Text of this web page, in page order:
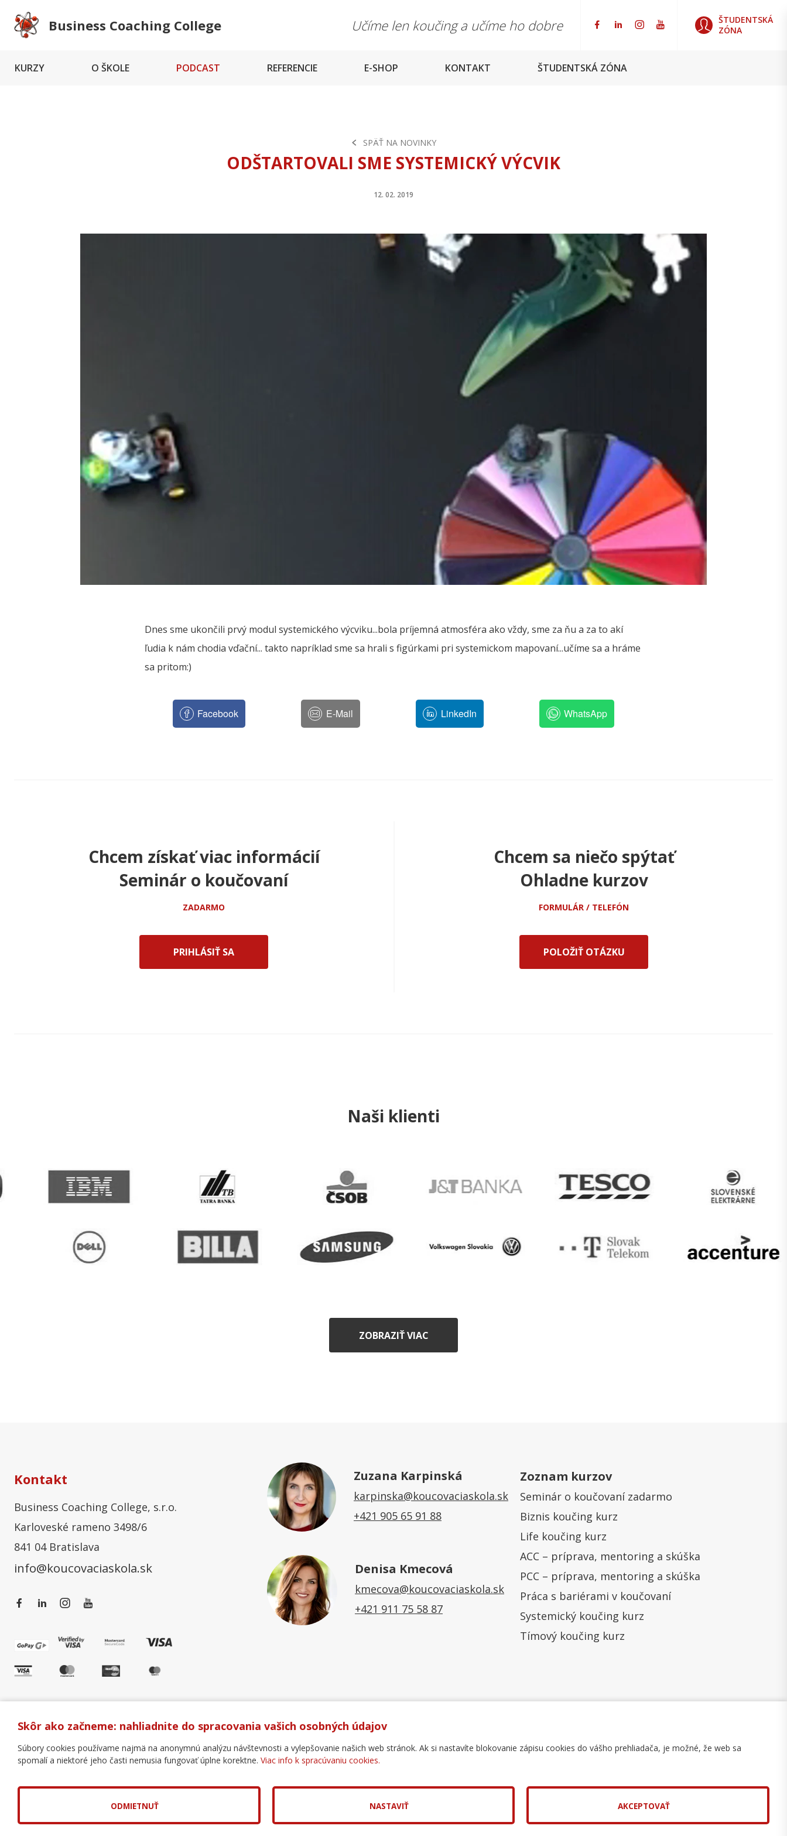
Business Coaching College Učíme len koučing a učíme ho dobre
ŠTUDENTSKÁ
ZÓNA
KURZY O ŠKOLE PODCAST REFERENCIE E-SHOP KONTAKT ŠTUDENTSKÁ ZÓNA
SPÄŤ NA NOVINKY
ODŠTARTOVALI SME SYSTEMICKÝ VÝCVIK
12. 02. 2019
Dnes sme ukončili prvý modul systemického výcviku...bola príjemná atmosféra ako vždy, sme za ňu a za to akí
ľudia k nám chodia vďační... takto napríklad sme sa hrali s figúrkami pri systemickom mapovaní...učíme sa a hráme
sa pritom:)
Facebook E-Mail LinkedIn WhatsApp
Chcem získať viac informácií
Seminár o koučovaní
ZADARMO
PRIHLÁSIŤ SA
Chcem sa niečo spýtať
Ohladne kurzov
FORMULÁR / TELEFÓN
POLOŽIŤ OTÁZKU
Naši klienti
ZOBRAZIŤ VIAC
Kontakt
Business Coaching College, s.r.o.
Karloveské rameno 3498/6
841 04 Bratislava
info@koucovaciaskola.sk
Zuzana Karpinská
karpinska@koucovaciaskola.sk
+421 905 65 91 88
Denisa Kmecová
kmecova@koucovaciaskola.sk
+421 911 75 58 87
Zoznam kurzov
Seminár o koučovaní zadarmo
Biznis koučing kurz
Life koučing kurz
ACC – príprava, mentoring a skúška
PCC – príprava, mentoring a skúška
Práca s bariérami v koučovaní
Systemický koučing kurz
Tímový koučing kurz
Všeobecné obchodné podmienky Správa cookies Ochrana osobných údajov
Copyright © 2018 - 2026 Business Coaching College, s.r.o.
aredakčný systém
Skôr ako začneme: nahliadnite do spracovania vašich osobných údajov
Súbory cookies používame najmä na anonymnú analýzu návštevnosti a vylepšovanie našich web stránok. Ak si nastavíte blokovanie zápisu cookies do vášho prehliadača, je možné, že web sa
spomalí a niektoré jeho časti nemusia fungovať úplne korektne. Viac info k spracúvaniu cookies.
ODMIETNUŤ NASTAVIŤ AKCEPTOVAŤ